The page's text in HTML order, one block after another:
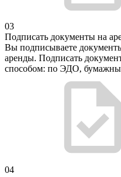
03
Подписать документы на
Вы подписываете
аренды. Подписать
способом: по ЭДО,
04